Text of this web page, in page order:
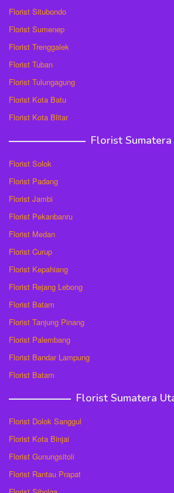
Florist Situbondo
Florist Sumenep
Florist Trenggalek
Florist Tuban
Florist Tulungagung
Florist Kota Batu
Florist Kota Blitar
Florist Sumatera
Florist Solok
Florist Padang
Florist Jambi
Florist Pekanbanru
Florist Medan
Florist Curup
Florist Kepahiang
Florist Rejang Lebong
Florist Batam
Florist Tanjung Pinang
Florist Palembang
Florist Bandar Lampung
Florist Batam
Florist Sumatera
Florist Dolok Sanggul
Florist Kota Binjai
Florist Gunungsitoli
Florist Rantau Prapat